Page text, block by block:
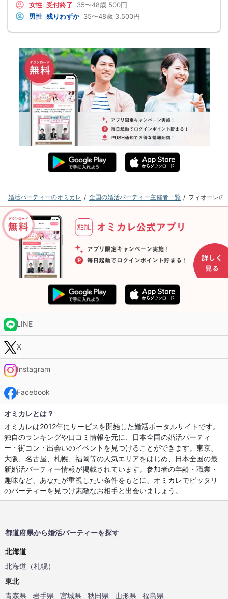
女性 受付終了 35〜48歳 500円
男性 残りわずか 35〜48歳 3,500円
婚活パーティーのオミカレ 全国の婚活パーティー主催者一覧 フィオーレの
LINE
X
Instagram
Facebook
オミカレとは？
オミカレは2012年にサービスを開始した婚活ポータルサイトです。
独自のランキングや口コミ情報を元に、日本全国の婚活パーティ
ー・街コン・出会いのイベントを見つけることができます。東京、
大阪、名古屋、札幌、福岡等の人気エリアをはじめ、日本全国の最
新婚活パーティー情報が掲載されています。参加者の年齢・職業・
趣味など、あなたが重視したい条件をもとに、オミカレでピッタリ
のパーティーを見つけ素敵なお相手と出会いましょう。
都道府県から婚活パーティーを探す
北海道
北海道 （札幌）
東北
青森県
岩手県 宮城県 秋田県 山形県 福島県